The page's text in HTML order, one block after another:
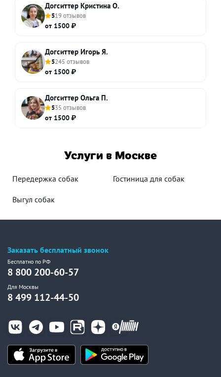
Догситтер Кристина О.
519 отзывов
от 1500 ₽
Догситтер Игорь Я.
5245 отзывов
от 1500 ₽
Догситтер Ольга П.
535 отзывов
от 1500 ₽
Услуги в Москве
Передержка собак Гостиница для собак
Выгул собак
Заказать бесплатный звонок
Бесплатно по РФ
8 800 200-60-57
Для Москвы
8 499 112-44-50